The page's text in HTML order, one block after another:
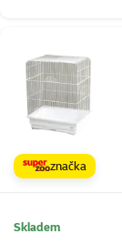
značka
Skladem